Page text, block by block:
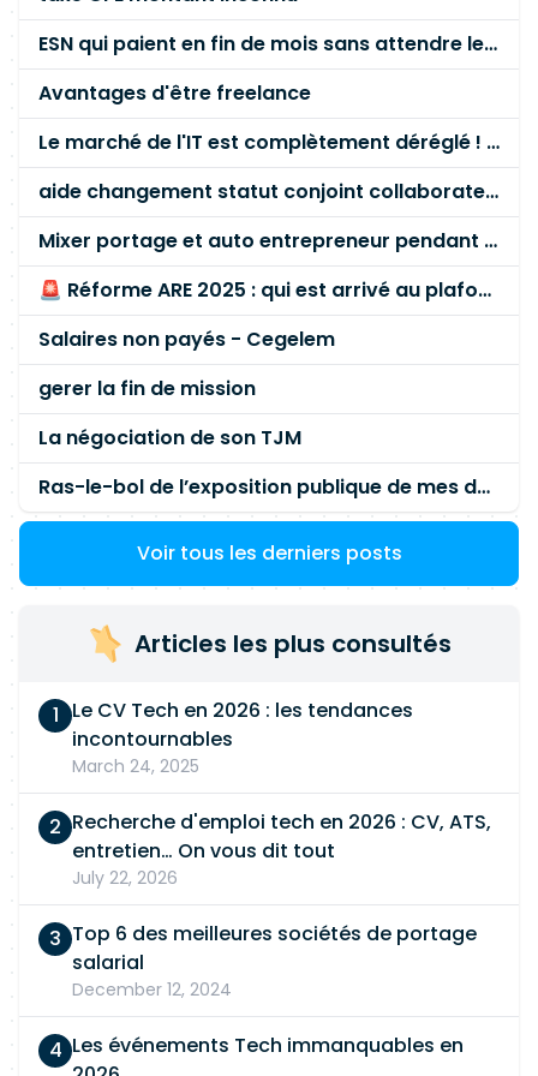
maturitéIAdu SI Compétences techniques
(hard skills) Indispensables Python, Git, CI/CD
(GitLabCI)Cloud(prioritéAzure
IAgénérative (RAG, LLM, embeddings) MLOps
(versioning, pipelines, monitoring) Intégration SI
/ APIs AgentIAAppréciées (non bloquantes)
Snowflake Airflow SécuritéIA(prompts,
cloisonnement, traçabilité) Compétences
comportementales (soft skills) Leadership
technique, pédagogie et capacité à influencer.
Culture produit et sens de la valeur métier.
Rigueur, documentation et standards
d'ingénierie. Orientation sécurité et conformité.
Communication claire avec équipes techniques
et métiers. Profil & qualifications Bac+5 (école
d'ingénieur, master en informatique/data/IA) ou
équivalent. Expérience : 5–8+ ans en
data/ML/Cloud, dont 2–3+ ans en
architecture. Expérience concrète en
Bonne
Certifications (appréciées) :
Architect
/Azure/ GCP), AzureML Langues : Français,
sur Toulouse
ESN qui paient en fin de mois sans attendre le paiement client ?
Avantages d'être freelance
Le marché de l'IT est complètement déréglé ! STOP à cette mascarade ! Il faut s'unir et résister !
aide changement statut conjoint collaborateur
Mixer portage et auto entrepreneur pendant des années - quel risque ?
🚨 Réforme ARE 2025 : qui est arrivé au plafond des 60 % en gardant son entreprise ?
Salaires non payés - Cegelem
gerer la fin de mission
La négociation de son TJM
Ras-le-bol de l’exposition publique de mes données personnelles liées à mon entreprise
Voir tous les derniers posts
Articles les plus consultés
Le CV Tech en 2026 : les tendances
incontournables
March 24, 2025
Recherche d'emploi tech en 2026 : CV, ATS,
entretien… On vous dit tout
July 22, 2026
Top 6 des meilleures sociétés de portage
salarial
December 12, 2024
Les événements Tech immanquables en